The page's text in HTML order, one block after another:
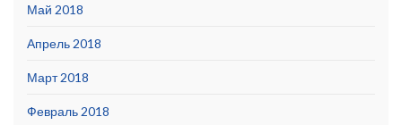
Май 2018
Апрель 2018
Март 2018
Февраль 2018